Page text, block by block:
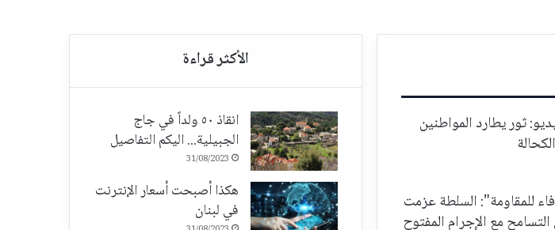
ثور يطارد المواطنين
للمقاومة": السلطة عزمت
مع الإجرام المفتوح
انقاذ ٥٠ ولداً في جاج
الجبيلية... اليكم التفاصيل
31/08/2023
هكذا أصبحت أسعار الإنترنت
في لبنان